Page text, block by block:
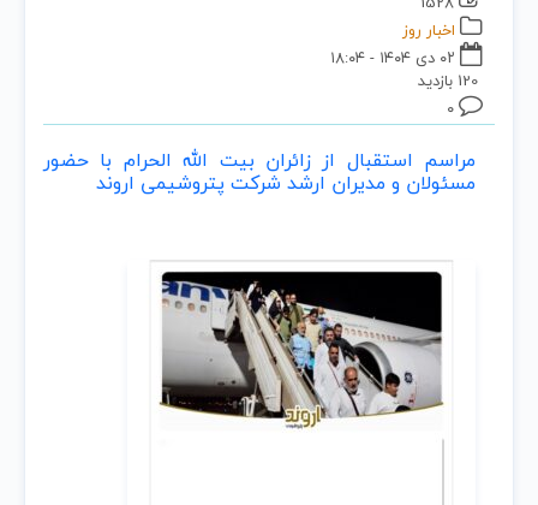
اخبار روز
120 بازدید
۰
مراسم استقبال از زائران بیت الله الحرام با حضور
مسئولان و مدیران ارشد شرکت پتروشیمی اروند